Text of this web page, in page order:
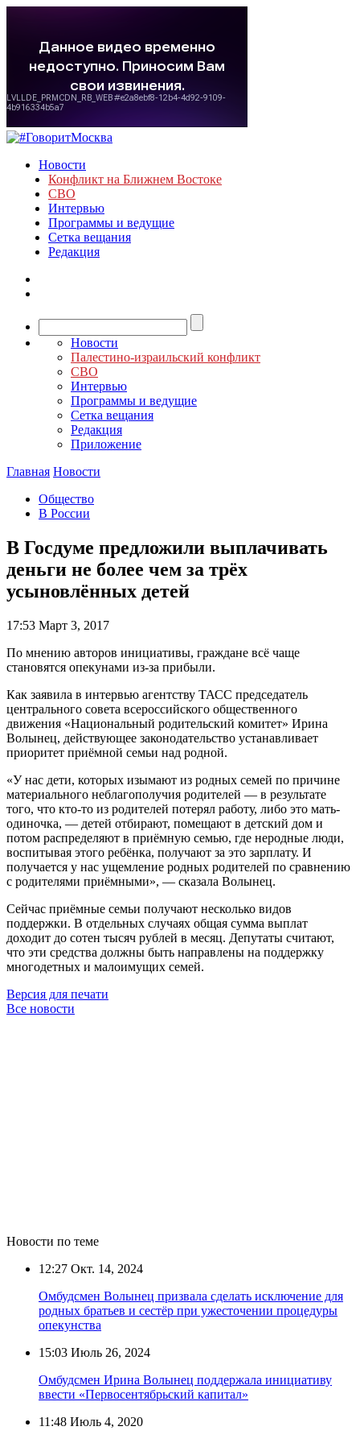
Новости
Конфликт на Ближнем Востоке
СВО
Интервью
Программы и ведущие
Сетка вещания
Редакция
Новости
Палестино-израильский конфликт
СВО
Интервью
Программы и ведущие
Сетка вещания
Редакция
Приложение
Главная Новости
Общество
В России
В Госдуме предложили выплачивать
деньги не более чем за трёх
усыновлённых детей
17:53 Март 3, 2017
По мнению авторов инициативы, граждане всё чаще
становятся опекунами из-за прибыли.
Как заявила в интервью агентству ТАСС председатель
центрального совета всероссийского общественного
движения «Национальный родительский комитет» Ирина
Волынец, действующее законодательство устанавливает
приоритет приёмной семьи над родной.
«У нас дети, которых изымают из родных семей по причине
материального неблагополучия родителей — в результате
того, что кто-то из родителей потерял работу, либо это мать-
одиночка, — детей отбирают, помещают в детский дом и
потом распределяют в приёмную семью, где неродные люди,
воспитывая этого ребёнка, получают за это зарплату. И
получается у нас ущемление родных родителей по сравнению
с родителями приёмными», — сказала Волынец.
Сейчас приёмные семьи получают несколько видов
поддержки. В отдельных случаях общая сумма выплат
доходит до сотен тысяч рублей в месяц. Депутаты считают,
что эти средства должны быть направлены на поддержку
многодетных и малоимущих семей.
Версия для печати
Все новости
Новости по теме
12:27 Окт. 14, 2024
Омбудсмен Волынец призвала сделать исключение для
родных братьев и сестёр при ужесточении процедуры
опекунства
15:03 Июль 26, 2024
Омбудсмен Ирина Волынец поддержала инициативу
ввести «Первосентябрьский капитал»
11:48 Июль 4, 2020